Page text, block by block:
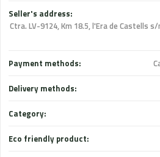
Seller's address:
Ctra. LV-9124, Km 18.5, l'Era de Castells
Payment methods:
Delivery methods:
Category:
Eco friendly product: